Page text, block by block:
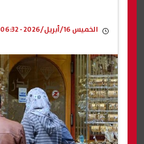
الخميس 16/أبريل/2026 - 06:32 م